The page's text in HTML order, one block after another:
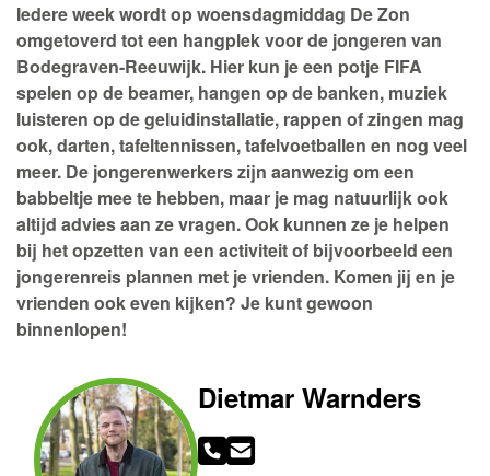
Iedere week wordt op woensdagmiddag De Zon
omgetoverd tot een hangplek voor de jongeren van
Bodegraven-Reeuwijk. Hier kun jeeen potje FIFA
spelen op de beamer, hangen op de banken, muziek
luisteren op degeluidinstallatie, rappen of zingen mag
ook,darten, tafeltennissen, tafelvoetballen en nog veel
meer. De jongerenwerkers zijn aanwezig om een
babbeltje mee te hebben, maar je mag natuurlijk ook
altijd advies aan zevragen.Ook kunnen ze je helpen
bij het opzetten van een activiteit of bijvoorbeeld een
jongerenreis plannen met je vrienden. Komen jij en je
vrienden ook even kijken? Je kunt gewoon
binnenlopen!
Dietmar Warnders